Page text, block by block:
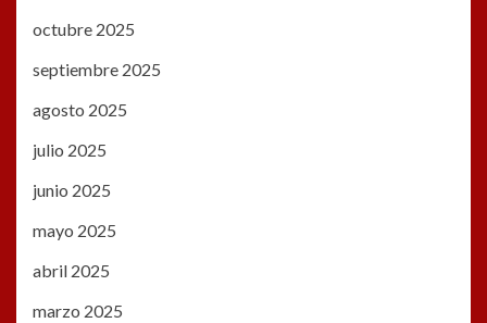
octubre 2025
septiembre 2025
agosto 2025
julio 2025
junio 2025
mayo 2025
abril 2025
marzo 2025